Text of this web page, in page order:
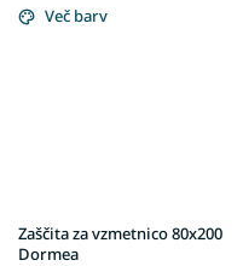
Več barv
Zaščita za vzmetnico 80x200
Dormea